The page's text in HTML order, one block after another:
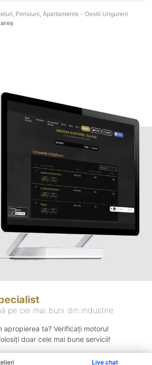
Live chat
Pensiuni, Apartamente - Oestii Ungureni
pe cei mai buni din industrie
apropierea ta? Verificați motorul
doar cele mai bune servicii!